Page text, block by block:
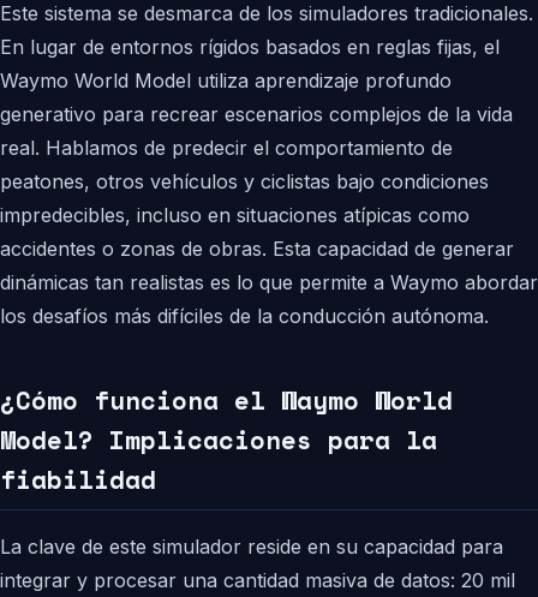
Este sistema se desmarca de los simuladores tradicionales.
En lugar de entornos rígidos basados en reglas fijas, el
Waymo World Model utiliza aprendizaje profundo
generativo para recrear escenarios complejos de la vida
real. Hablamos de predecir el comportamiento de
peatones, otros vehículos y ciclistas bajo condiciones
impredecibles, incluso en situaciones atípicas como
accidentes o zonas de obras. Esta capacidad de generar
dinámicas tan realistas es lo que permite a Waymo abordar
los desafíos más difíciles de la conducción autónoma.
¿Cómo funciona el Waymo World
Model? Implicaciones para la
fiabilidad
La clave de este simulador reside en su capacidad para
integrar y procesar una cantidad masiva de datos: 20 mil